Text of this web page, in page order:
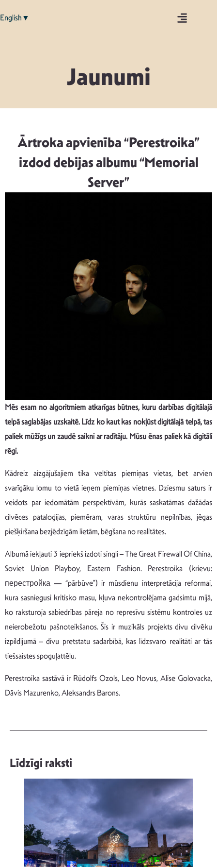
English▼
Jaunumi
Ārtroka apvienība “Perestroika”
izdod debijas albumu “Memorial
Server”
Mēs esam no algoritmiem atkarīgas būtnes, kuru darbības digitālajā
telpā saglabājas uzskaitē. Līdz ko kaut kas nokļūst digitālajā telpā, tas
paliek mūžīgs un zaudē saikni ar radītāju. Mūsu ēnas paliek kā digitāli
rēgi.
Kādreiz aizgājušajiem tika veltītas piemiņas vietas, bet arvien
svarīgāku lomu to vietā ieņem piemiņas vietnes. Dziesmu saturs ir
veidots par iedomātām perspektīvām, kurās saskatāmas dažādas
cilvēces pataloģijas, piemēram, varas struktūru nepilnības, jēgas
piešķiršana bezjēdzīgām lietām, bēgšana no realitātes.
Albumā iekļauti 3 iepriekš izdoti singli – The Great Firewall Of China,
Soviet Union Playboy, Eastern Fashion. Perestroika (krievu:
перестройка — “pārbūve”) ir mūsdienu interpretācija reformai,
kura sasniegusi kritisko masu, kļuva nekontrolējama gadsimtu mijā,
ko raksturoja sabiedrības pāreja no represīvu sistēmu kontroles uz
neierobežotu pašnoteikšanos. Šis ir muzikāls projekts divu cilvēku
izpildījumā – divu pretstatu sadarbībā, kas līdzsvaro realitāti ar tās
tiešsaistes spoguļattēlu.
Perestroika sastāvā ir Rūdolfs Ozols, Leo Novus, Alise Golovacka,
Dāvis Mazurenko, Aleksandrs Barons.
Līdzīgi raksti